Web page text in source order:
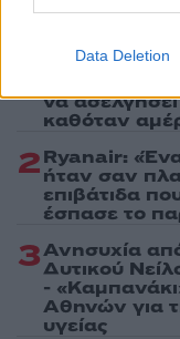
Data Deletion
Πιο
να ασελγήσει
καθόταν
2Ryanair:
ήταν σαν
επιβάτιδα
έσπασε το
3Ανησυχία
Δυτικού
-
Αθηνών για
υγείας